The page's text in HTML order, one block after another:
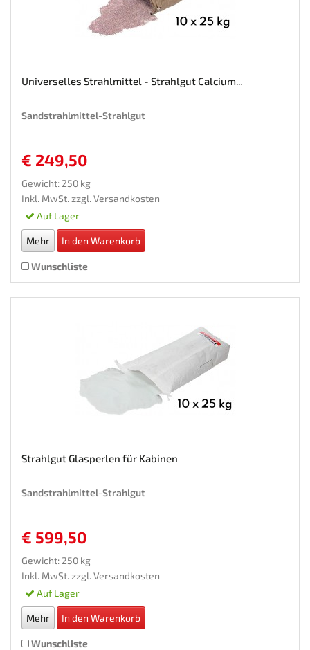
Universelles Strahlmittel - Strahlgut Calcium...
Sandstrahlmittel-Strahlgut
€ 249,50
Gewicht: 250 kg
Inkl. MwSt. zzgl. Versandkosten
Auf Lager
Mehr In den Warenkorb
Wunschliste
Strahlgut Glasperlen für Kabinen
Sandstrahlmittel-Strahlgut
€ 599,50
Gewicht: 250 kg
Inkl. MwSt. zzgl. Versandkosten
Auf Lager
Mehr In den Warenkorb
Wunschliste